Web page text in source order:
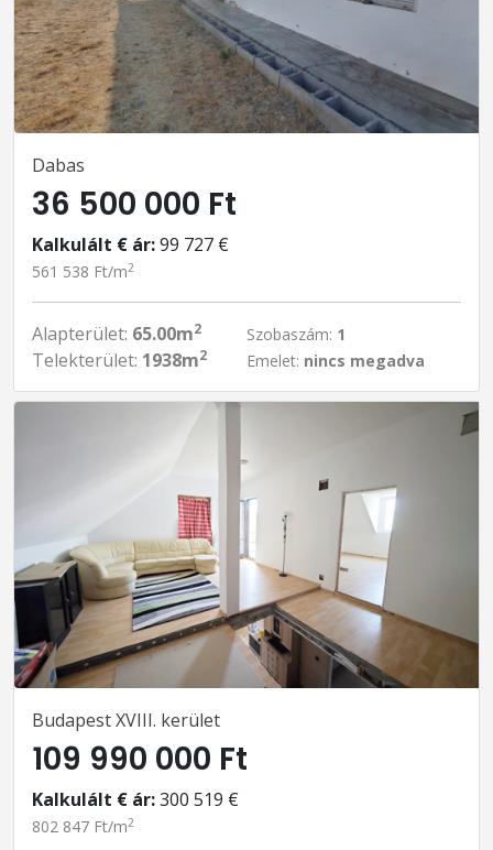
Dabas
36 500 000 Ft
Kalkulált € ár:99 727 €
561 538 Ft/m2
Alapterület: 65.00m2
Telekterület: 1938m2
Szobaszám: 1
Emelet: nincs megadva
Budapest XVIII. kerület
109 990 000 Ft
Kalkulált € ár:300 519 €
802 847 Ft/m2